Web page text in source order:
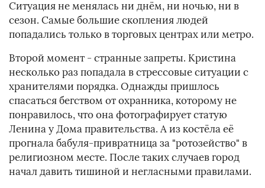
Ситуация не менялась ни днём, ни ночью, ни в
сезон. Самые большие скопления людей
попадались только в торговых центрах или метро.
Второй момент - странные запреты. Кристина
несколько раз попадала в стрессовые ситуации с
хранителями порядка. Однажды пришлось
спасаться бегством от охранника, которому не
понравилось, что она фотографирует статую
Ленина у Дома правительства. А из костёла её
прогнала бабуля-привратница за "ротозейство" в
религиозном месте. После таких случаев город
начал давить тишиной и негласными правилами.